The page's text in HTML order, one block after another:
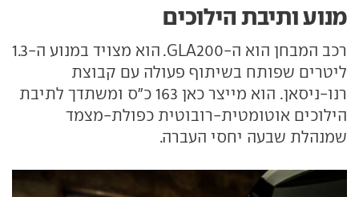
מנוע ותיבת הילוכים
רכב המבחן הוא ה-GLA200. הוא מצויד במנוע ה-1.3
ליטרים שפותח בשיתוף פעולה עם קבוצת
רנו-ניסאן. הוא מייצר כאן 163 כ"ס ומשתדך לתיבת
הילוכים אוטומטית-רובוטית כפולת-מצמד
שמנהלת שבעה יחסי העברה.